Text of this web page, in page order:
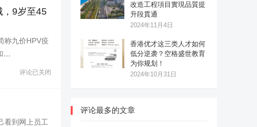
，9岁至45
称九价HPV疫
…
评论已关闭
看到网上员工
改造工程項目實現品質提
升段貫通
2024年11月4日
香港优才这三类人才如何
低分逆袭？空格盛世教育
为你规划！
2024年10月31日
评论最多的文章